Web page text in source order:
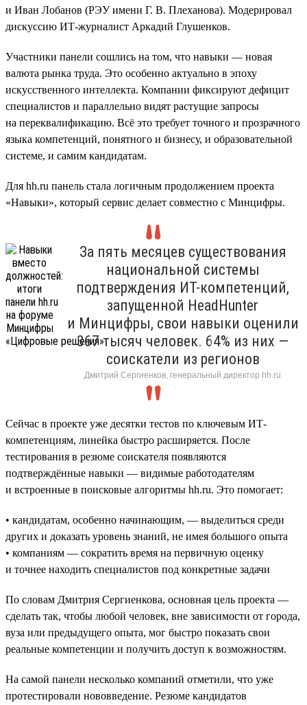
и Иван Лобанов (РЭУ имени Г. В. Плеханова). Модерировал
дискуссию ИТ-журналист Аркадий Глушенков.
Участники панели сошлись на том, что навыки — новая
валюта рынка труда. Это особенно актуально в эпоху
искусственного интеллекта. Компании фиксируют дефицит
специалистов и параллельно видят растущие запросы
на переквалификацию. Всё это требует точного и прозрачного
языка компетенций, понятного и бизнесу, и образовательной
системе, и самим кандидатам.
Для hh.ru панель стала логичным продолжением проекта
«Навыки», который сервис делает совместно с Минцифры.
За пять месяцев существования
национальной системы
подтверждения ИТ-компетенций,
запущенной HeadHunter
и Минцифры, свои навыки оценили
367 тысяч человек. 64% из них —
соискатели из регионов
Дмитрий Сергиенков, генеральный директор hh.ru
Сейчас в проекте уже десятки тестов по ключевым ИТ-
компетенциям, линейка быстро расширяется. После
тестирования в резюме соискателя появляются
подтверждённые навыки — видимые работодателям
и встроенные в поисковые алгоритмы hh.ru. Это помогает:
• кандидатам, особенно начинающим, — выделиться среди
других и доказать уровень знаний, не имея большого опыта
• компаниям — сократить время на первичную оценку
и точнее находить специалистов под конкретные задачи
По словам Дмитрия Сергиенкова, основная цель проекта —
сделать так, чтобы любой человек, вне зависимости от города,
вуза или предыдущего опыта, мог быстро показать свои
реальные компетенции и получить доступ к возможностям.
На самой панели несколько компаний отметили, что уже
протестировали нововведение. Резюме кандидатов